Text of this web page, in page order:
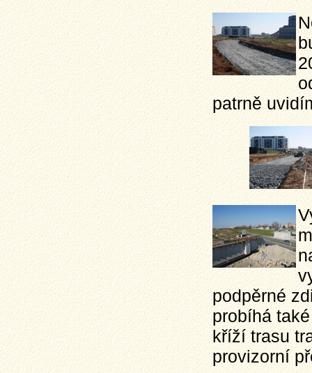
patrně
podpěrné
probíhá
kříží trasu
provizorní